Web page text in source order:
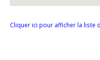
Cliquer ici pour afficher la liste